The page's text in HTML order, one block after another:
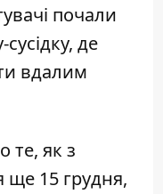
почали
де
вдалим
те, як з
ще 15 грудня,